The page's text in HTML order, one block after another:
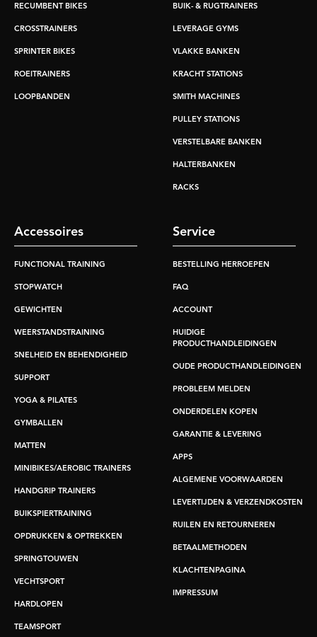
RECUMBENT BIKES
CROSSTRAINERS
SPRINTER BIKES
ROEITRAINERS
LOOPBANDEN
BUIK- & RUGTRAINERS
LEVERAGE GYMS
VLAKKE BANKEN
KRACHT STATIONS
SMITH MACHINES
PULLEY STATIONS
VERSTELBARE BANKEN
HALTERBANKEN
RACKS
Accessoires
FUNCTIONAL TRAINING
STOPWATCH
GEWICHTEN
WEERSTANDSTRAINING
SNELHEID EN BEHENDIGHEID
SUPPORT
YOGA & PILATES
GYMBALLEN
MATTEN
MINIBIKES/AEROBIC TRAINERS
HANDGRIP TRAINERS
BUIKSPIERTRAINING
OPDRUKKEN & OPTREKKEN
SPRINGTOUWEN
VECHTSPORT
HARDLOPEN
TEAMSPORT
Service
BESTELLING HERROEPEN
FAQ
ACCOUNT
HUIDIGE
PRODUCTHANDLEIDINGEN
OUDE PRODUCTHANDLEIDINGEN
PROBLEEM MELDEN
ONDERDELEN KOPEN
GARANTIE & LEVERING
APPS
ALGEMENE VOORWAARDEN
LEVERTIJDEN & VERZENDKOSTEN
RUILEN EN RETOURNEREN
BETAALMETHODEN
KLACHTENPAGINA
IMPRESSUM